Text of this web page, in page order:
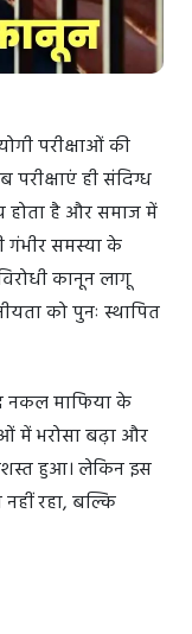
परीक्षाओं की
ही संदिग्ध
होता है और समाज में
गंभीर समस्या के
कानून लागू
को पुनः स्थापित
नकल माफिया के
में भरोसा बढ़ा और
हुआ। लेकिन इस
रहा, बल्कि